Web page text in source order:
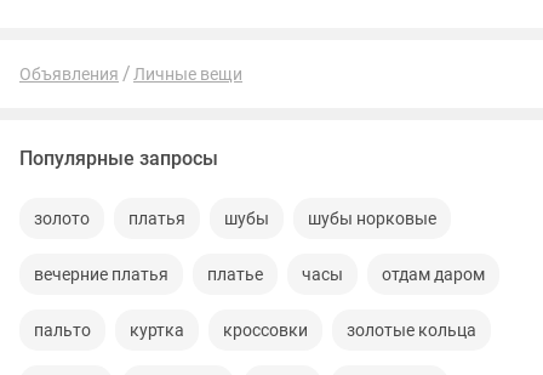
Объявления Личные вещи
Популярные запросы
золото платья шубы шубы норковые
вечерние платья платье часы отдам даром
пальто куртка кроссовки золотые кольца